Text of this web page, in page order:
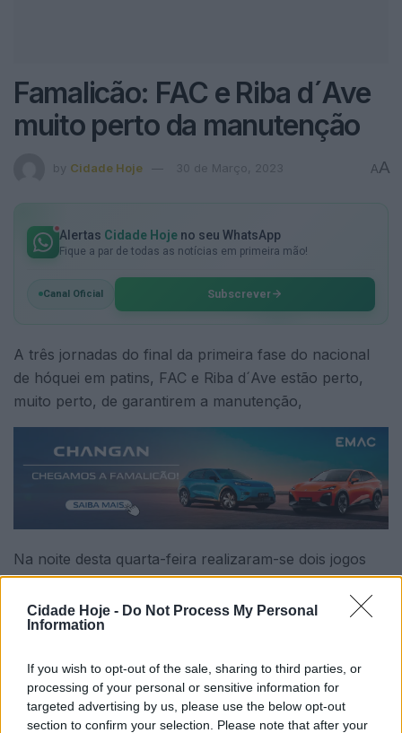
Cidade Hoje - Do Not Process My Personal
Information
If you wish to opt-out of the sale, sharing to third parties, or
processing of your personal or sensitive information for
targeted advertising by us, please use the below opt-out
section to confirm your selection. Please note that after your
Famalicão: FAC e Riba d´Ave
muito perto da manutenção
by Cidade Hoje 30 de Março, 2023 AA
Alertas Cidade Hoje no seu WhatsApp
Fique a par de todas as notícias em primeira mão!
Canal Oficial Subscrever
A três jornadas do final da primeira fase do nacional
de hóquei em patins, FAC e Riba d´Ave estão perto,
muito perto, de garantirem a manutenção,
Na noite desta quarta-feira realizaram-se dois jogos
em atraso, referentes à jornada 21 e 23. O FC Porto
alcançou uma vitória sofrida (4-1) em Riba d’Ave e o
HC Braga venceu em Viana do Castelo. Deste modo,
a descida da AJ Viana, como também do CD Paço
Arcos. Assim sendo, apenas o Paredes, décimo
segundo classificado, com 15 pontos acalenta,